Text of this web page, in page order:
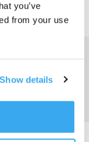
you’ve
from your use
Show details
SOUMETTRE